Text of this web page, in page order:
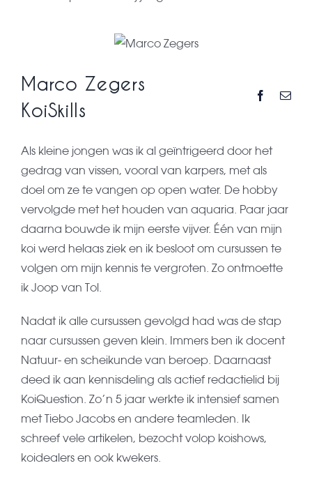
Marco Zegers
KoiSkills
Als kleine jongen was ik al geïntrigeerd door het
gedrag van vissen, vooral van karpers, met als
doel om ze te vangen op open water. De hobby
vervolgde met het houden van aquaria. Paar jaar
daarna bouwde ik mijn eerste vijver. Één van mijn
koi werd helaas ziek en ik besloot om cursussen te
volgen om mijn kennis te vergroten. Zo ontmoette
ik Joop van Tol.
Nadat ik alle cursussen gevolgd had was de stap
naar cursussen geven klein. Immers ben ik docent
Natuur- en scheikunde van beroep. Daarnaast
deed ik aan kennisdeling als actief redactielid bij
KoiQuestion. Zo’n 5 jaar werkte ik intensief samen
met Tiebo Jacobs en andere teamleden. Ik
schreef vele artikelen, bezocht volop koishows,
koidealers en ook kwekers.